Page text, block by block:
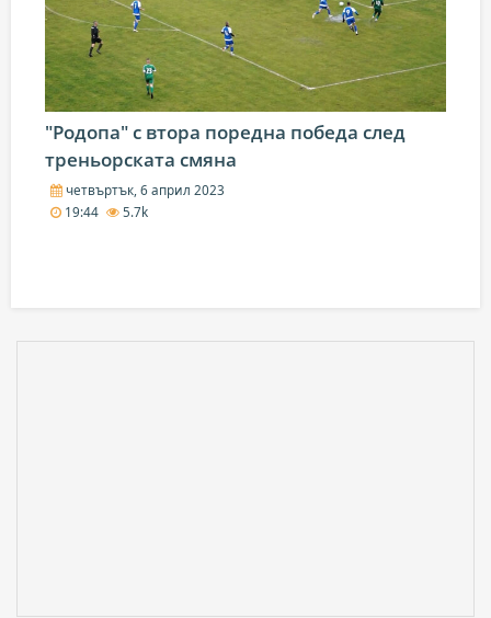
"Родопа" с втора поредна победа след
треньорската смяна
четвъртък, 6 април 2023
19:44
5.7k